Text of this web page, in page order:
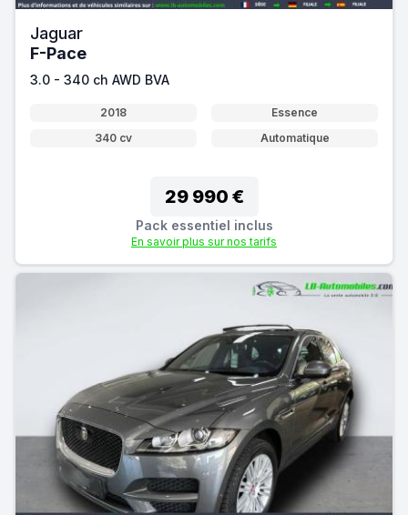
Jaguar
F-Pace
3.0 - 340 ch AWD BVA
2018
Essence
340 cv
Automatique
29 990 €
Pack essentiel inclus
En savoir plus sur nos tarifs